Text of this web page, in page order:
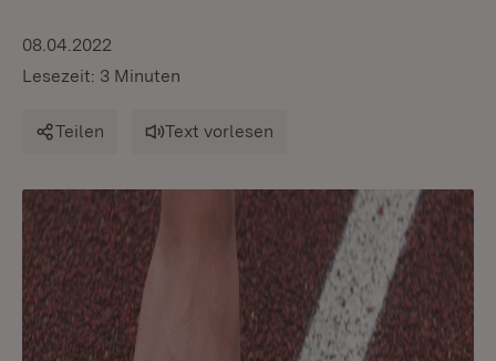
08.04.2022
Lesezeit: 3 Minuten
Teilen Text vorlesen